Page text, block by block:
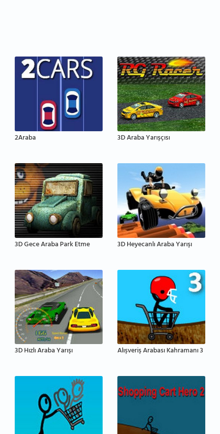
2Araba 3D Araba Yarışçısı
3D Gece Araba Park Etme 3D Heyecanlı Araba Yarışı
3D Hızlı Araba Yarışı Alışveriş Arabası Kahramanı 3